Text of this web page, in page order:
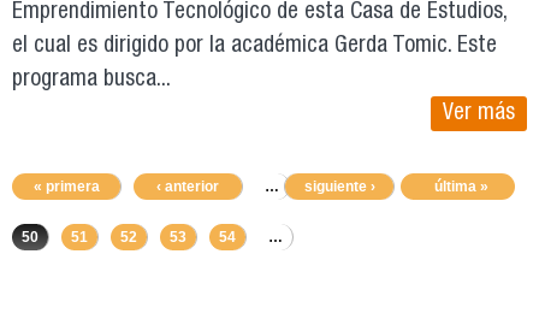
Emprendimiento Tecnológico de esta Casa de Estudios,
el cual es dirigido por la académica Gerda Tomic. Este
programa busca...
Ver más
« primera ‹ anterior … 46 47 49
50 51 52 53 54 …
siguiente › última »